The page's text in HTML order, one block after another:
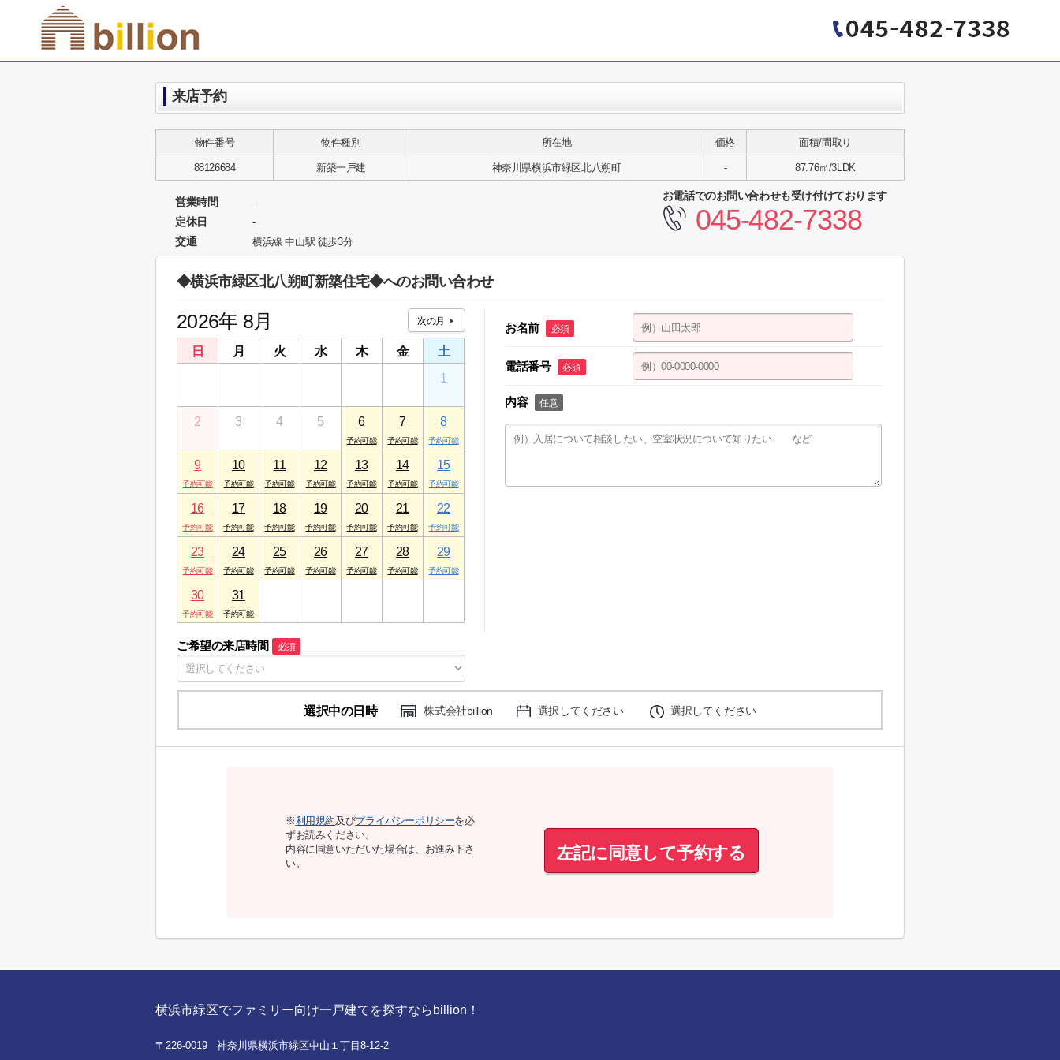
来店予約
物件番号 物件種別 所在地 価格 面積/間取り
88126684 新築一戸建 神奈川県横浜市緑区北八朔町 - 87.76㎡/3LDK
営業時間 -
定休日 -
交通 横浜線 中山駅 徒歩3分
お電話でのお問い合わせも受け付けております
045-482-7338
◆横浜市緑区北八朔町新築住宅◆へのお問い合わせ
2026年 8月
日 月 火 水 木 金
土
1
2 3 4 5 6 7 8
9 10 11 12 13 14 15
16 17 18 19 20 21 22
23 24 25 26 27 28 29
30 31
ご希望の来店時間 必須
お名前 必須
電話番号 必須
内容 任意
選択中の日時 株式会社billion 選択してください 選択してください
※利用規約及びプライバシーポリシーを必
ずお読みください。
内容に同意いただいた場合は、お進み下さ
い。
左記に同意して予約する
横浜市緑区でファミリー向け一戸建てを探すならbillion！
〒226-0019 神奈川県横浜市緑区中山１丁目8-12-2